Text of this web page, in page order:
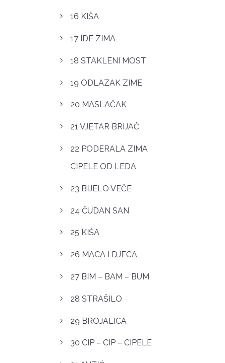
16 KIŠA
17 IDE ZIMA
18 STAKLENI MOST
19 ODLAZAK ZIME
20 MASLAČAK
21 VJETAR BRIJAČ
22 PODERALA ZIMA
CIPELE OD LEDA
23 BIJELO VEČE
24 ČUDAN SAN
25 KIŠA
26 MACA I DJECA
27 BIM – BAM – BUM
28 STRAŠILO
29 BROJALICA
30 CIP – CIP – CIPELE